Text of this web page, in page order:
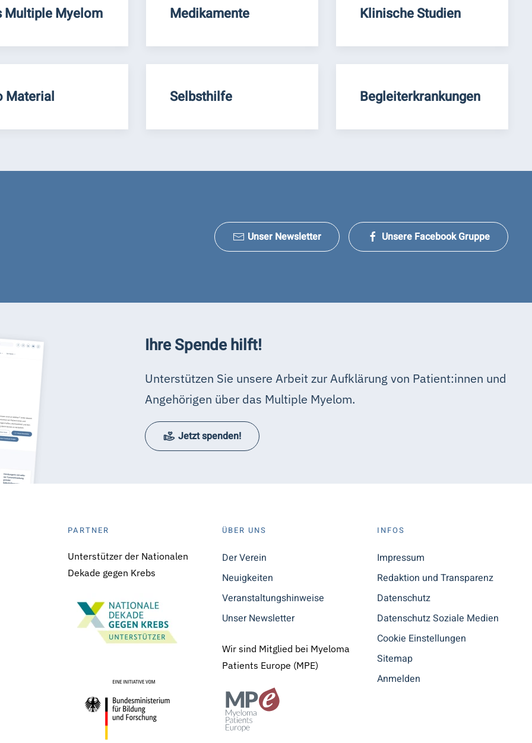
Multiple Myelom Medikamente Klinische Studien
Material Selbsthilfe Begleiterkrankungen
Unser Newsletter Unsere Facebook Gruppe
Ihre Spende hilft!
Unterstützen Sie unsere Arbeit zur Aufklärung von Patient:innen und
Angehörigen über das Multiple Myelom.
Jetzt spenden!
PARTNER
Unterstützer der Nationalen
Dekade gegen Krebs
ÜBER UNS
Der Verein
Neuigkeiten
Veranstaltungshinweise
Unser Newsletter
Wir sind Mitglied bei Myeloma
Patients Europe (MPE)
INFOS
Impressum
Redaktion und Transparenz
Datenschutz
Datenschutz Soziale Medien
Cookie Einstellungen
Sitemap
Anmelden